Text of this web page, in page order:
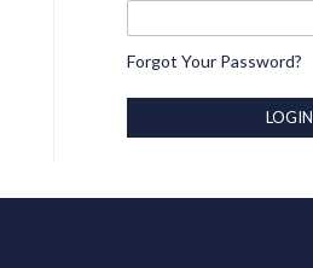
Forgot Your Password?
LOGIN